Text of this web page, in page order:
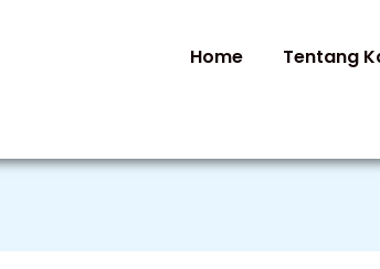
Home Tentang